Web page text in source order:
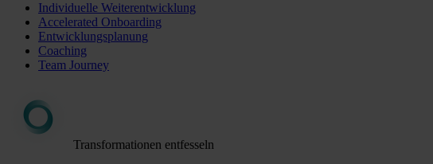
Individuelle Weiterentwicklung
Accelerated Onboarding
Entwicklungsplanung
Coaching
Team Journey
Transformationen entfesseln